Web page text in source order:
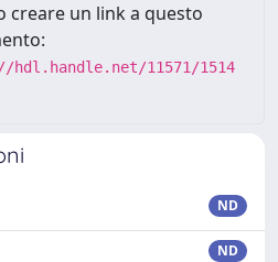
creare un link a questo
hdl.handle.net/11571/1514
ND
ND